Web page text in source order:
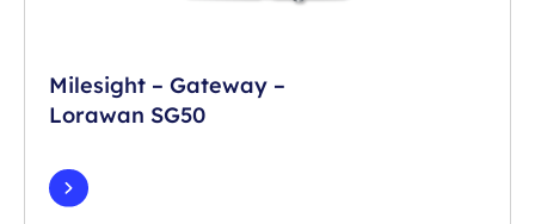
Milesight – Gateway –
Lorawan SG50